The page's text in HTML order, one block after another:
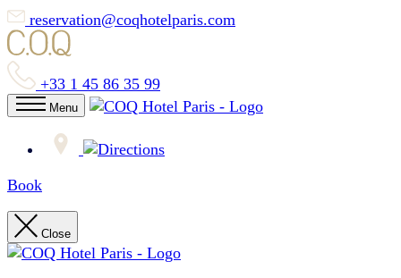
reservation@coqhotelparis.com
+33 1 45 86 35 99
Menu
Book
Close